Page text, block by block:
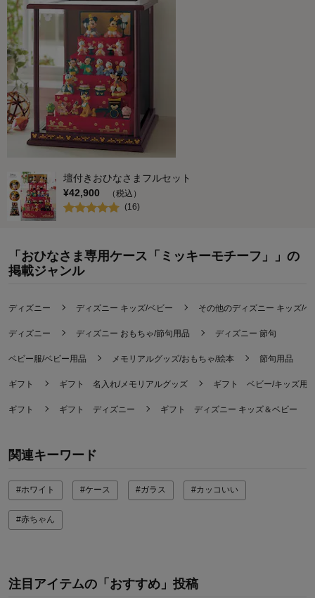
壇付きおひなさまフルセット
¥42,900
（税込）
(16)
「おひなさま専用ケース「ミッキーモチーフ」」の
掲載ジャンル
ディズニー ディズニー キッズ/ベビー その他のディズニー キッズ/ベ
ディズニー ディズニー おもちゃ/節句用品 ディズニー 節句
ベビー服/ベビー用品 メモリアルグッズ/おもちゃ/絵本 節句用品
ギフト ギフト 名入れ/メモリアルグッズ ギフト ベビー/キッズ用
ギフト ギフト ディズニー ギフト ディズニー キッズ＆ベビー
関連キーワード
#ホワイト #ケース #ガラス #カッコいい
#赤ちゃん
注目アイテムの「おすすめ」投稿